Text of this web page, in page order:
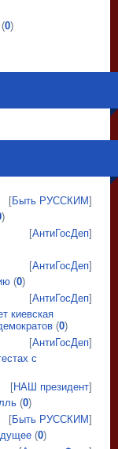
(0)
[Быть РУССКИМ]
)
[АнтиГосДеп]
[АнтиГосДеп]
(0)
[АнтиГосДеп]
киевская
(0)
[АнтиГосДеп]
с
[НАШ президент]
(0)
[Быть РУССКИМ]
(0)